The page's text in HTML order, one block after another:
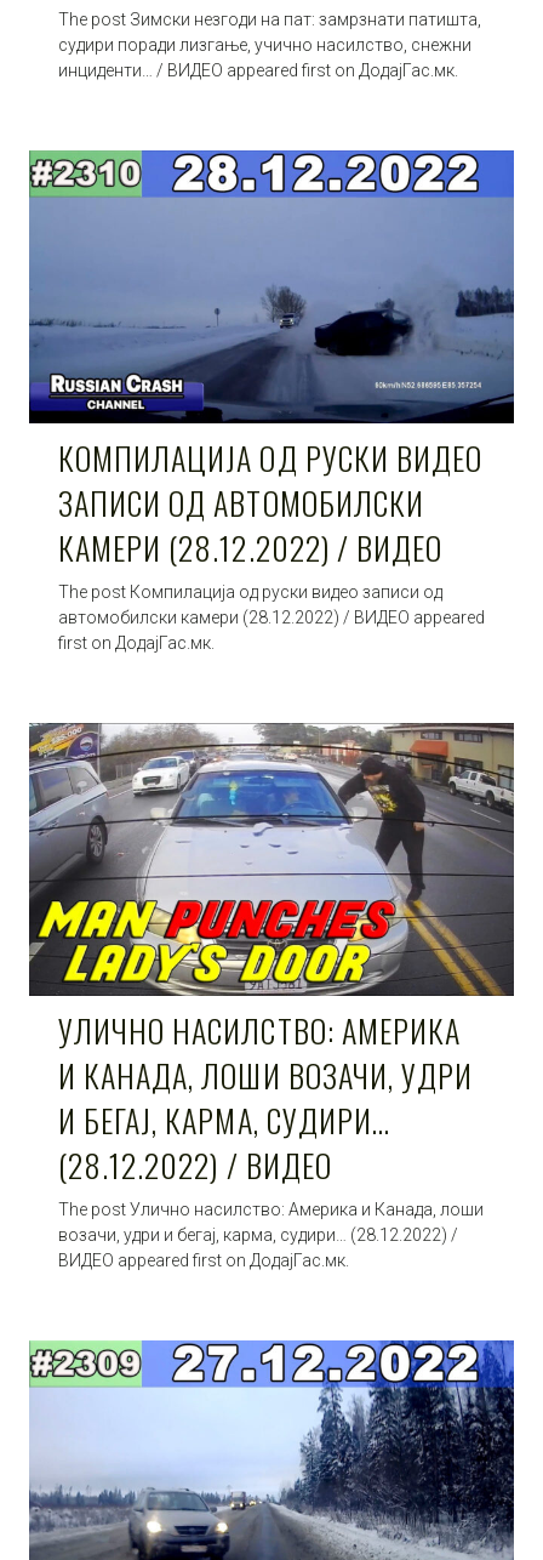
The post Зимски незгоди на пат: замрзнати патишта,
судири поради лизгање, учично насилство, снежни
инциденти… / ВИДЕО appeared first on ДодајГас.мк.
КОМПИЛАЦИЈА ОД РУСКИ ВИДЕО
ЗАПИСИ ОД АВТОМОБИЛСКИ
КАМЕРИ (28.12.2022) / ВИДЕО
The post Компилација од руски видео записи од
автомобилски камери (28.12.2022) / ВИДЕО appeared
first on ДодајГас.мк.
УЛИЧНО НАСИЛСТВО: АМЕРИКА
И КАНАДА, ЛОШИ ВОЗАЧИ, УДРИ
И БЕГАЈ, КАРМА, СУДИРИ…
(28.12.2022) / ВИДЕО
The post Улично насилство: Америка и Канада, лоши
возачи, удри и бегај, карма, судири… (28.12.2022) /
ВИДЕО appeared first on ДодајГас.мк.